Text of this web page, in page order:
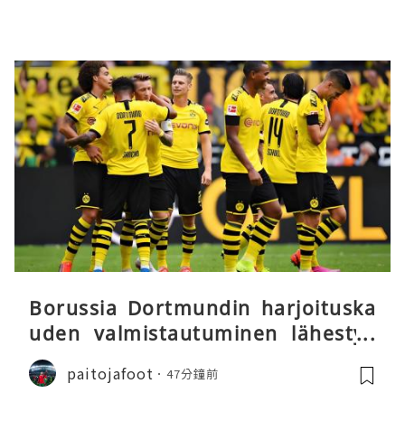
Borussia Dortmundin harjoituska
uden valmistautuminen lähestyy
päätöstään
paitojafoot 47分鐘前